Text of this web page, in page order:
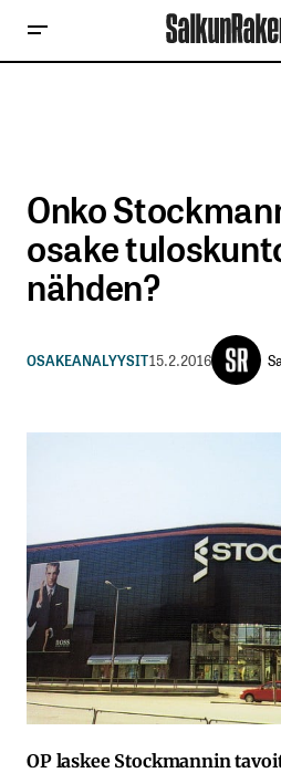
Onko
osake
nähden?
OSAKEANALYYSIT15.2.2016
OP laskee Stockmannin